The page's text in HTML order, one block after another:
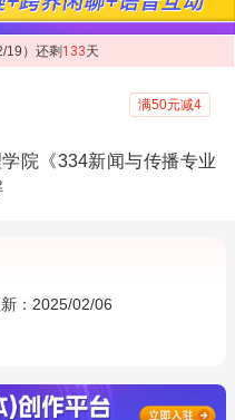
19）还剩 133天
满50元减4
院《334新闻与传播专业
：2025/02/06